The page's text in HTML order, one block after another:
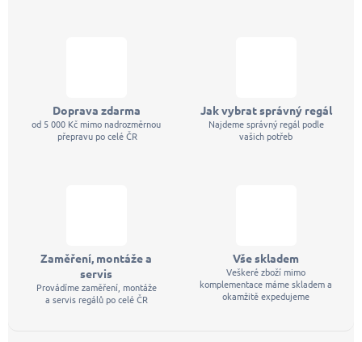
Doprava zdarma
od 5 000 Kč mimo nadrozměrnou
přepravu po celé ČR
Jak vybrat správný regál
Najdeme správný regál podle
vašich potřeb
Zaměření, montáže a
servis
Provádíme zaměření, montáže
a servis regálů po celé ČR
Vše skladem
Veškeré zboží mimo
komplementace máme skladem a
okamžitě expedujeme